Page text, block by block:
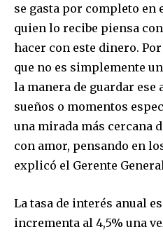
se gasta por completo en
quien lo recibe piensa
hacer con este dinero.
que no es simplemente
la manera de guardar
sueños o momentos
una mirada más cercana
con amor, pensando en
explicó el Gerente
La tasa de interés anual es
incrementa al 4,5% una